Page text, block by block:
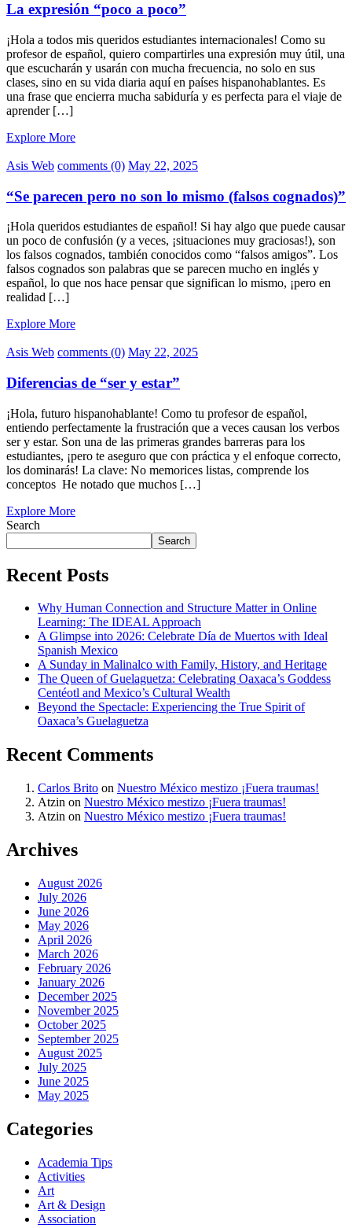
La expresión “poco a poco”
¡Hola a todos mis queridos estudiantes internacionales! Como su
profesor de español, quiero compartirles una expresión muy útil, una
que escucharán y usarán con mucha frecuencia, no solo en sus
clases, sino en su vida diaria aquí en países hispanohablantes. Es
una frase que encierra mucha sabiduría y es perfecta para el viaje de
aprender […]
Explore More
Asis Web comments (0) May 22, 2025
“Se parecen pero no son lo mismo (falsos cognados)”
¡Hola queridos estudiantes de español! Si hay algo que puede causar
un poco de confusión (y a veces, ¡situaciones muy graciosas!), son
los falsos cognados, también conocidos como “falsos amigos”. Los
falsos cognados son palabras que se parecen mucho en inglés y
español, lo que nos hace pensar que significan lo mismo, ¡pero en
realidad […]
Explore More
Asis Web comments (0) May 22, 2025
Diferencias de “ser y estar”
¡Hola, futuro hispanohablante! Como tu profesor de español,
entiendo perfectamente la frustración que a veces causan los verbos
ser y estar. Son una de las primeras grandes barreras para los
estudiantes, ¡pero te aseguro que con práctica y el enfoque correcto,
los dominarás! La clave: No memorices listas, comprende los
conceptos He notado que muchos […]
Explore More
Search
Search
Recent Posts
Why Human Connection and Structure Matter in Online
Learning: The IDEAL Approach
A Glimpse into 2026: Celebrate Día de Muertos with Ideal
Spanish Mexico
A Sunday in Malinalco with Family, History, and Heritage
The Queen of Guelaguetza: Celebrating Oaxaca’s Goddess
Centéotl and Mexico’s Cultural Wealth
Beyond the Spectacle: Experiencing the True Spirit of
Oaxaca’s Guelaguetza
Recent Comments
Carlos Brito on Nuestro México mestizo ¡Fuera traumas!
Atzin on Nuestro México mestizo ¡Fuera traumas!
Atzin on Nuestro México mestizo ¡Fuera traumas!
Archives
August 2026
July 2026
June 2026
May 2026
April 2026
March 2026
February 2026
January 2026
December 2025
November 2025
October 2025
September 2025
August 2025
July 2025
June 2025
May 2025
Categories
Academia Tips
Activities
Art
Art & Design
Association